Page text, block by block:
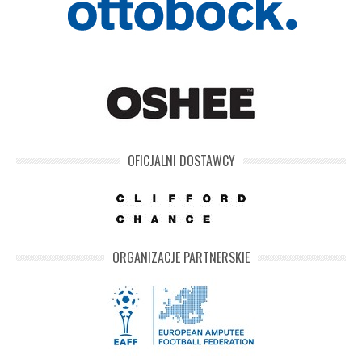
OFICJALNI DOSTAWCY
ORGANIZACJE PARTNERSKIE